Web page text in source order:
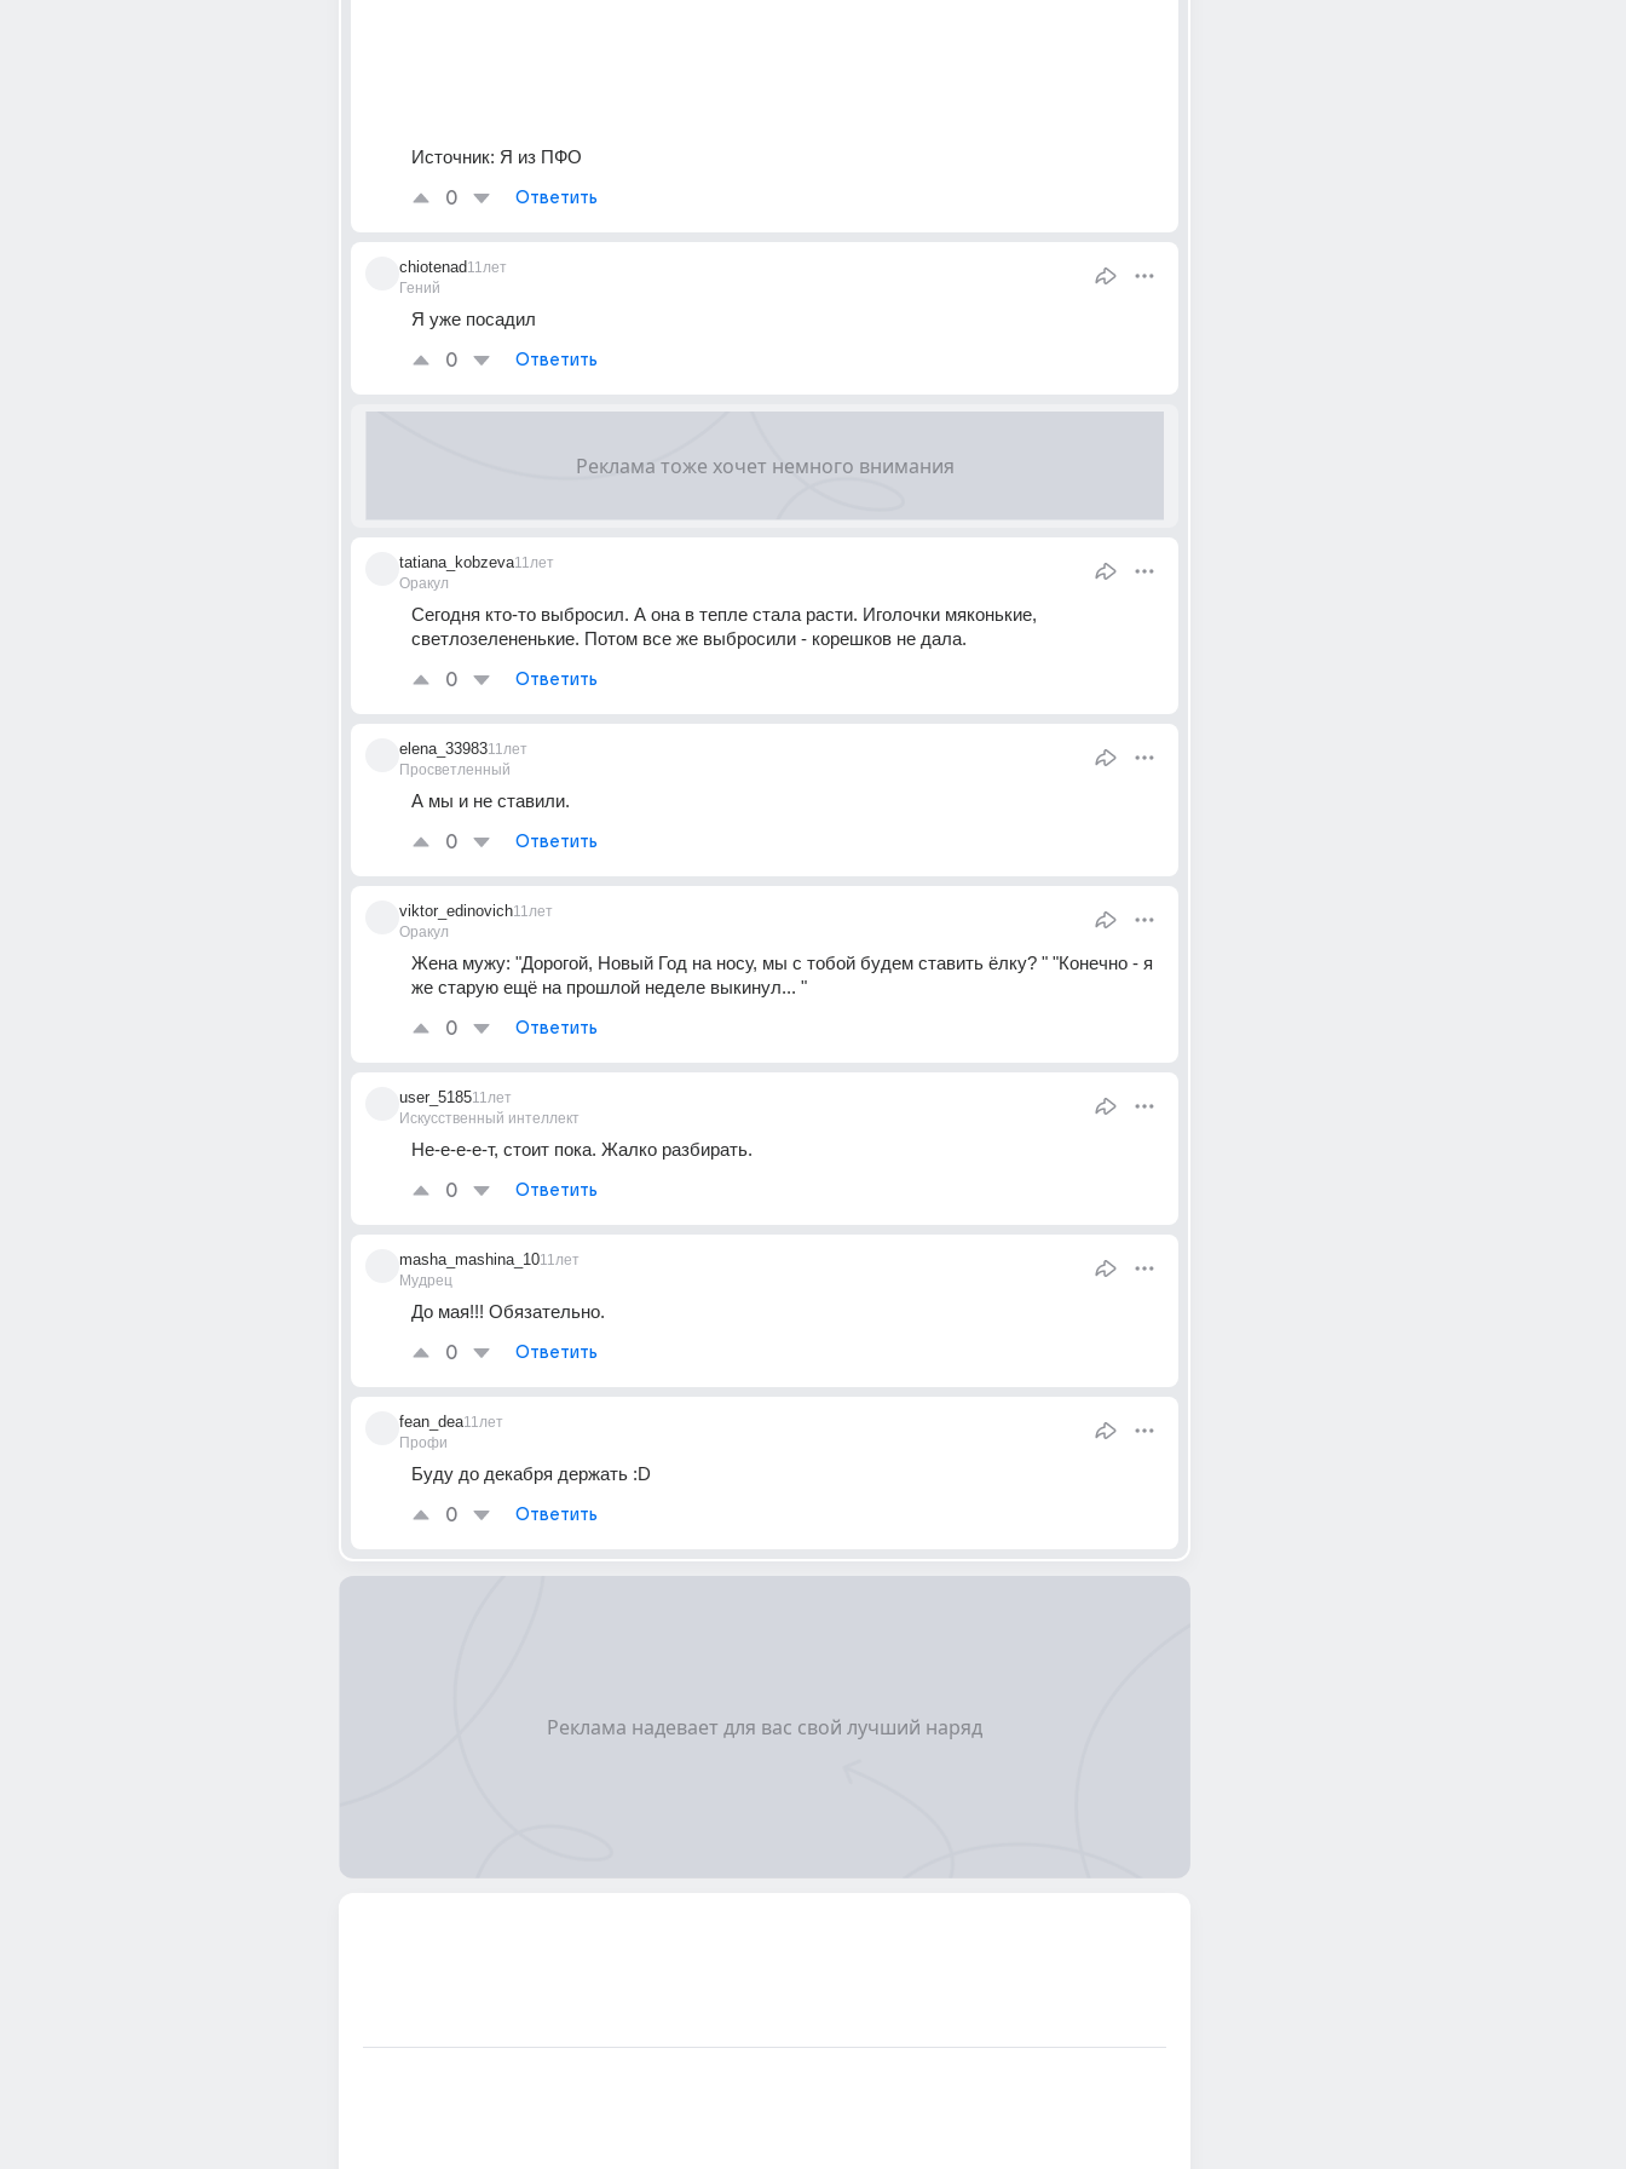
Источник: Я из ПФО
0 Ответить
chiotenad
Гений
11лет
Я уже посадил
0 Ответить
tatiana_kobzeva
Оракул
11лет
Сегодня кто-то выбросил. А она в тепле стала расти. Иголочки мяконькие,
светлозелененькие. Потом все же выбросили - корешков не дала.
0 Ответить
elena_33983
Просветленный
11лет
А мы и не ставили.
0 Ответить
viktor_edinovich
Оракул
11лет
Жена мужу: "Дорогой, Новый Год на носу, мы с тобой будем ставить ёлку? " "Конечно - я
же старую ещё на прошлой неделе выкинул... "
0 Ответить
user_5185
Искусственный интеллект
11лет
Не-е-е-е-т, стоит пока. Жалко разбирать.
0 Ответить
masha_mashina_10
Мудрец
11лет
До мая!!! Обязательно.
0 Ответить
fean_dea
Профи
11лет
Буду до декабря держать :D
0 Ответить